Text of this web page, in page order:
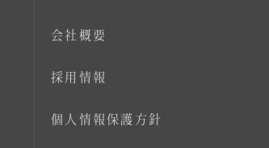
会社概要
採用情報
個人情報保護方針